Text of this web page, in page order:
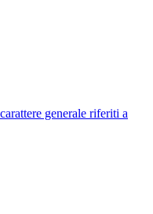
generale riferiti a